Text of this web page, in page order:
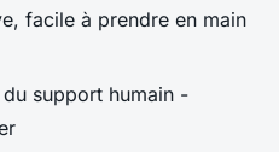
facile à prendre en main
support humain -